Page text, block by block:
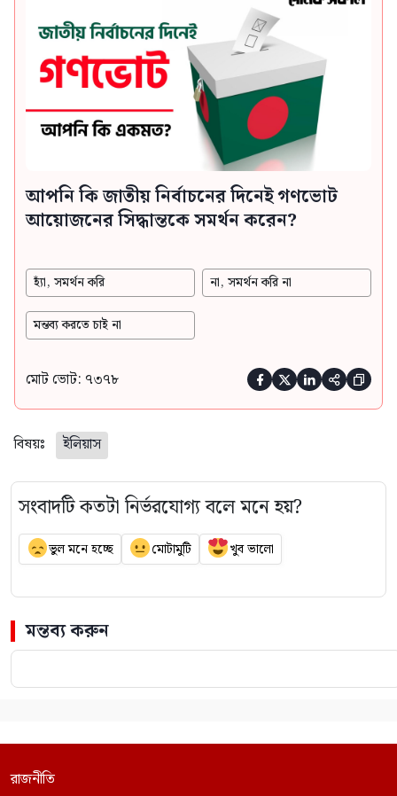
আপনি কি জাতীয় নির্বাচনের দিনেই গণভোট
আয়োজনের সিদ্ধান্তকে সমর্থন করেন?
হ্যাঁ, সমর্থন করি না, সমর্থন করি না
মন্তব্য করতে চাই না
মোট ভোট: ৭৩৭৮     
বিষয়ঃ ইলিয়াস
সংবাদটি কতটা নির্ভরযোগ্য বলে মনে হয়?
ভুল মনে হচ্ছে মোটামুটি খুব ভালো
মন্তব্য করুন
রাজনীতি